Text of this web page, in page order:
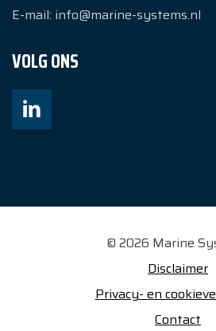
E-mail: info@marine-systems.nl
VOLG ONS
© 2026 Marine
Disclaimer
Privacy- en
Contact